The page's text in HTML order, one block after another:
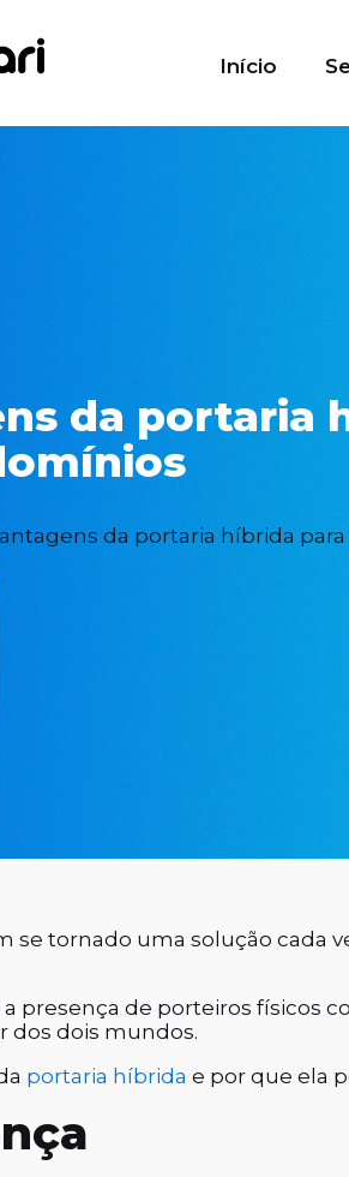
Início
da portaria
da portaria híbrida
se tornado uma solução cada
presença de porteiros físicos
dos dois mundos.
portaria híbrida e por que ela